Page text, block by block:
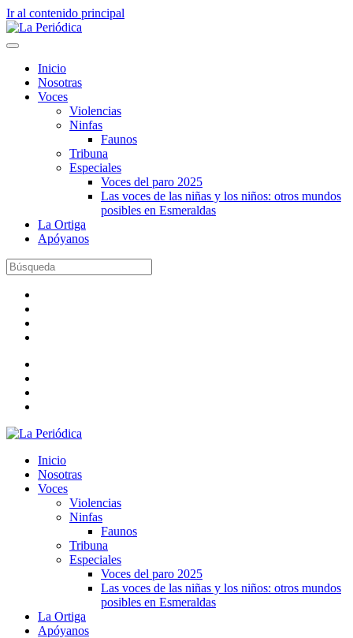
Ir al contenido principal
Inicio
Nosotras
Voces
Violencias
Ninfas
Faunos
Tribuna
Especiales
Voces del paro 2025
Las voces de las niñas y los niños: otros mundos
posibles en Esmeraldas
La Ortiga
Apóyanos
Inicio
Nosotras
Voces
Violencias
Ninfas
Faunos
Tribuna
Especiales
Voces del paro 2025
Las voces de las niñas y los niños: otros mundos
posibles en Esmeraldas
La Ortiga
Apóyanos